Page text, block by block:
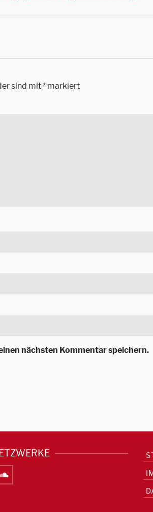
sind mit* markiert
nächsten Kommentar speichern.